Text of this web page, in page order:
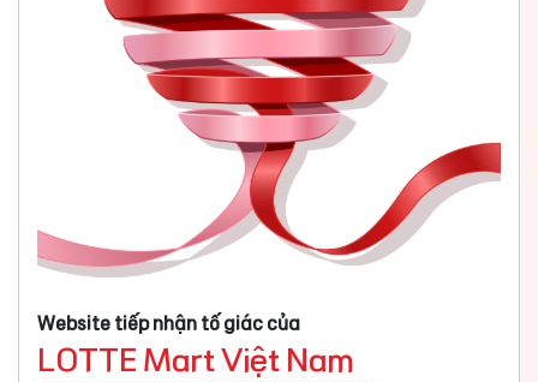
Website tiếp nhận tố giác của
LOTTE Mart Việt Nam